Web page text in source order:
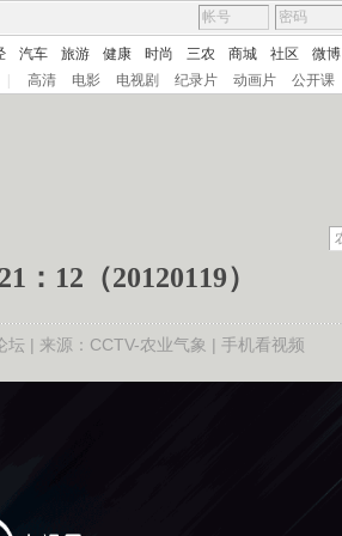
汽车 旅游 健康 时尚 三农 商城 社区 微博
高清 电影 电视剧 纪录片 动画片 公开课
12（20120119）
坛 | 来源：CCTV-农业气象 | 手机看视频